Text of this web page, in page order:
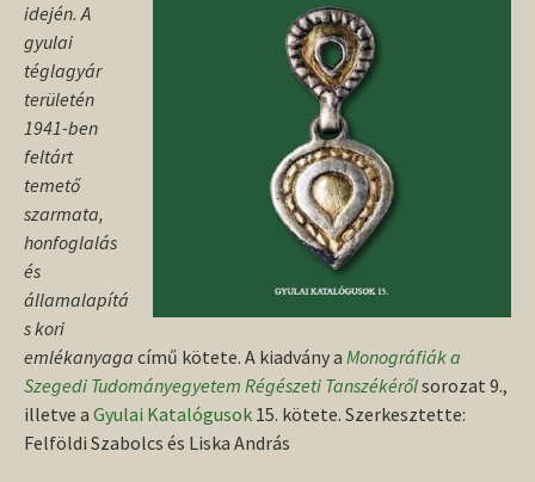
idején. A
gyulai
téglagyár
területén
1941-ben
feltárt
temető
szarmata,
honfoglalás
és
államalapítá
s kori
emlékanyaga című kötete. A kiadvány a Monográfiák a
Szegedi Tudományegyetem Régészeti Tanszékérőlsorozat 9.,
illetve a Gyulai Katalógusok 15. kötete. Szerkesztette:
Felföldi Szabolcs és Liska András